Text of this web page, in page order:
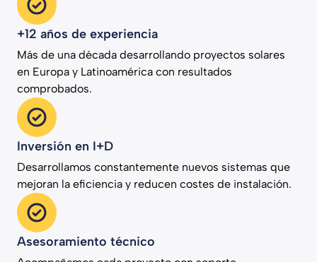
+12 años de experiencia
Más de una década desarrollando proyectos solares
en Europa y Latinoamérica con resultados
comprobados.
Inversión en I+D
Desarrollamos constantemente nuevos sistemas que
mejoran la eficiencia y reducen costes de instalación.
Asesoramiento técnico